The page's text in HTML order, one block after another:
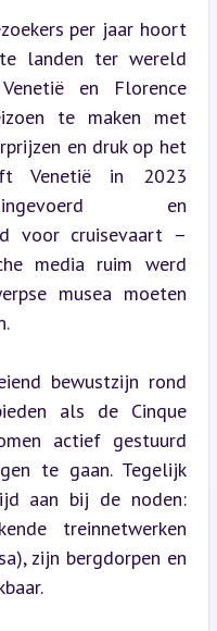
per jaar hoort
landen ter wereld
en Florence
te maken met
en druk op het
Venetië in 2023
ingevoerd en
voor cruisevaart –
media ruim werd
musea moeten
bewustzijn rond
als de Cinque
actief gestuurd
te gaan. Tegelijk
aan bij de noden:
treinnetwerken
zijn bergdorpen en